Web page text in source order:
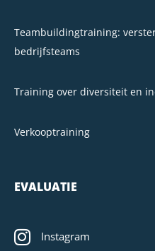
Teambuildingtraining:
bedrijfsteams
Training over diversiteit en
Verkooptraining
EVALUATIE
Instagram